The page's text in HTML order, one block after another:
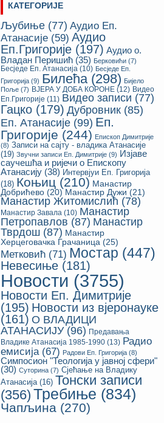
КАТЕГОРИЈЕ
Љубиње (77) Аудио Еп.
Атанасије (59) Аудио
Еп.Григорије (197) Аудио о.
Владан Перишић (35) Берковићи (7)
Бесједе Еп. Атанасија (10) Бесједе Еп.
Григорија (9) Билећа(298) Бијело
Поље (7) ВЈЕРА У ДОБА КОРОНЕ (12) Видео
Еп.Григорије (11) Видео записи (77)
Гацко (179) Дубровник (85)
Еп. Атанасије (99) Еп.
Григорије (244) Епископ Димитрије
(8) Записи на сајту - владика Атанасије
(19) Звучни записи Еп. Димитрије (9) Изјаве
саучешћа и ријечи о Епископу
Атанасију (38) Интервјуи Еп. Григорија
(18) Коњиц (210) Манастир
Добрићево (20) Манастир Дужи (21)
Манастир Житомислић (78)
Манастир Завала (10) Манастир
Петропавлов (87) Манастир
Тврдош (87) Манастир
Херцеговачка Грачаница (25)
Метковић (71) Мостар (447)
Невесиње (181)
Новости (3755)
Новости Еп. Димитрије
(195) Новости из вјеронауке
(161) О ВЛАДИЦИ
АТАНАСИЈУ(96) Предавања
Владике Атанасија 1985-1990 (13) Радио
емисија(67) Радови Еп. Григорија (8)
Симпосион "Теологија у јавној сфери"
(30) Суторина (7) Сјећање на Владику
Атанасија(16) Тонски записи
(356) Требиње (834)
Чапљина (270)